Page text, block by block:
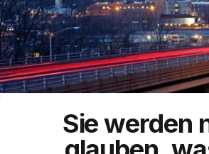
Sie werden